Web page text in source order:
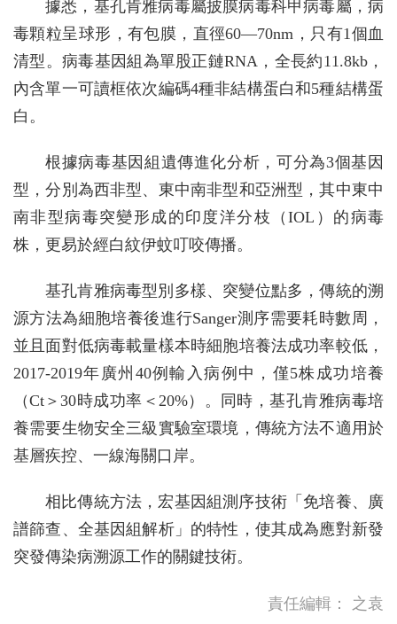
據悉，基孔肯雅病毒屬披膜病毒科甲病毒屬，病
毒顆粒呈球形，有包膜，直徑60—70nm，只有1個血
清型。病毒基因組為單股正鏈RNA，全長約11.8kb，
內含單一可讀框依次編碼4種非結構蛋白和5種結構蛋
白。
根據病毒基因組遺傳進化分析，可分為3個基因
型，分別為西非型、東中南非型和亞洲型，其中東中
南非型病毒突變形成的印度洋分枝（IOL）的病毒
株，更易於經白紋伊蚊叮咬傳播。
基孔肯雅病毒型別多樣、突變位點多，傳統的溯
源方法為細胞培養後進行Sanger測序需要耗時數周，
並且面對低病毒載量樣本時細胞培養法成功率較低，
2017-2019年廣州40例輸入病例中，僅5株成功培養
（Ct＞30時成功率＜20%）。同時，基孔肯雅病毒培
養需要生物安全三級實驗室環境，傳統方法不適用於
基層疾控、一線海關口岸。
相比傳統方法，宏基因組測序技術「免培養、廣
譜篩查、全基因組解析」的特性，使其成為應對新發
突發傳染病溯源工作的關鍵技術。
責任編輯： 之袁